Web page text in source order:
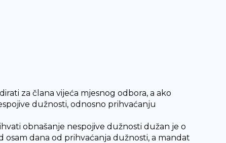
za člana vijeća mjesnog odbora, a ako
dužnosti, odnosno prihvaćanju
obnašanje nespojive dužnosti dužan je o
dana od prihvaćanja dužnosti, a mandat